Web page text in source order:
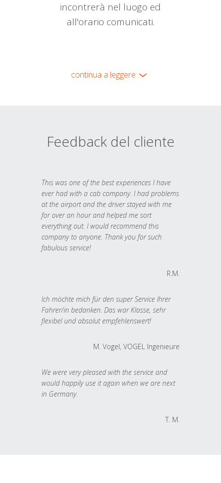
incontrerà nel luogo ed
all'orario comunicati.
continua a leggere
Feedback del cliente
This was one of the best experiences I have
ever had with a cab company. I had problems
at the airport and the driver stayed with me
for over an hour and helped me sort
everything out. I would recommend this
company to anyone. Thank you for such
fabulous service!
R.M.
Ich möchte mich für den super Service Ihrer
Fahrer/in bedanken. Das war Klasse, sehr
flexibel und absolut empfehlenswert!
M. Vogel, VOGEL Ingenieure
We were very pleased with the service and
would happily use it again when we are next
in Germany.
T. M.